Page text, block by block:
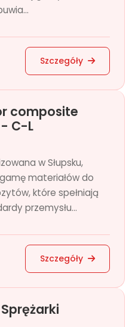
Szczegóły
composite
C-L
w Słupsku,
materiałów do
które spełniają
przemysłu...
Szczegóły